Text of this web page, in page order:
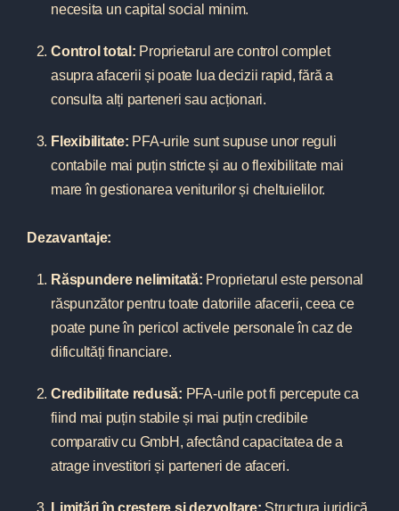
necesita un capital social minim.
Control total: Proprietarul are control complet
asupra afacerii și poate lua decizii rapid, fără a
consulta alți parteneri sau acționari.
Flexibilitate: PFA-urile sunt supuse unor reguli
contabile mai puțin stricte și au o flexibilitate mai
mare în gestionarea veniturilor și cheltuielilor.
Dezavantaje:
Răspundere nelimitată: Proprietarul este personal
răspunzător pentru toate datoriile afacerii, ceea ce
poate pune în pericol activele personale în caz de
dificultăți financiare.
Credibilitate redusă: PFA-urile pot fi percepute ca
fiind mai puțin stabile și mai puțin credibile
comparativ cu GmbH, afectând capacitatea de a
atrage investitori și parteneri de afaceri.
Limitări în creștere și dezvoltare: Structura juridică